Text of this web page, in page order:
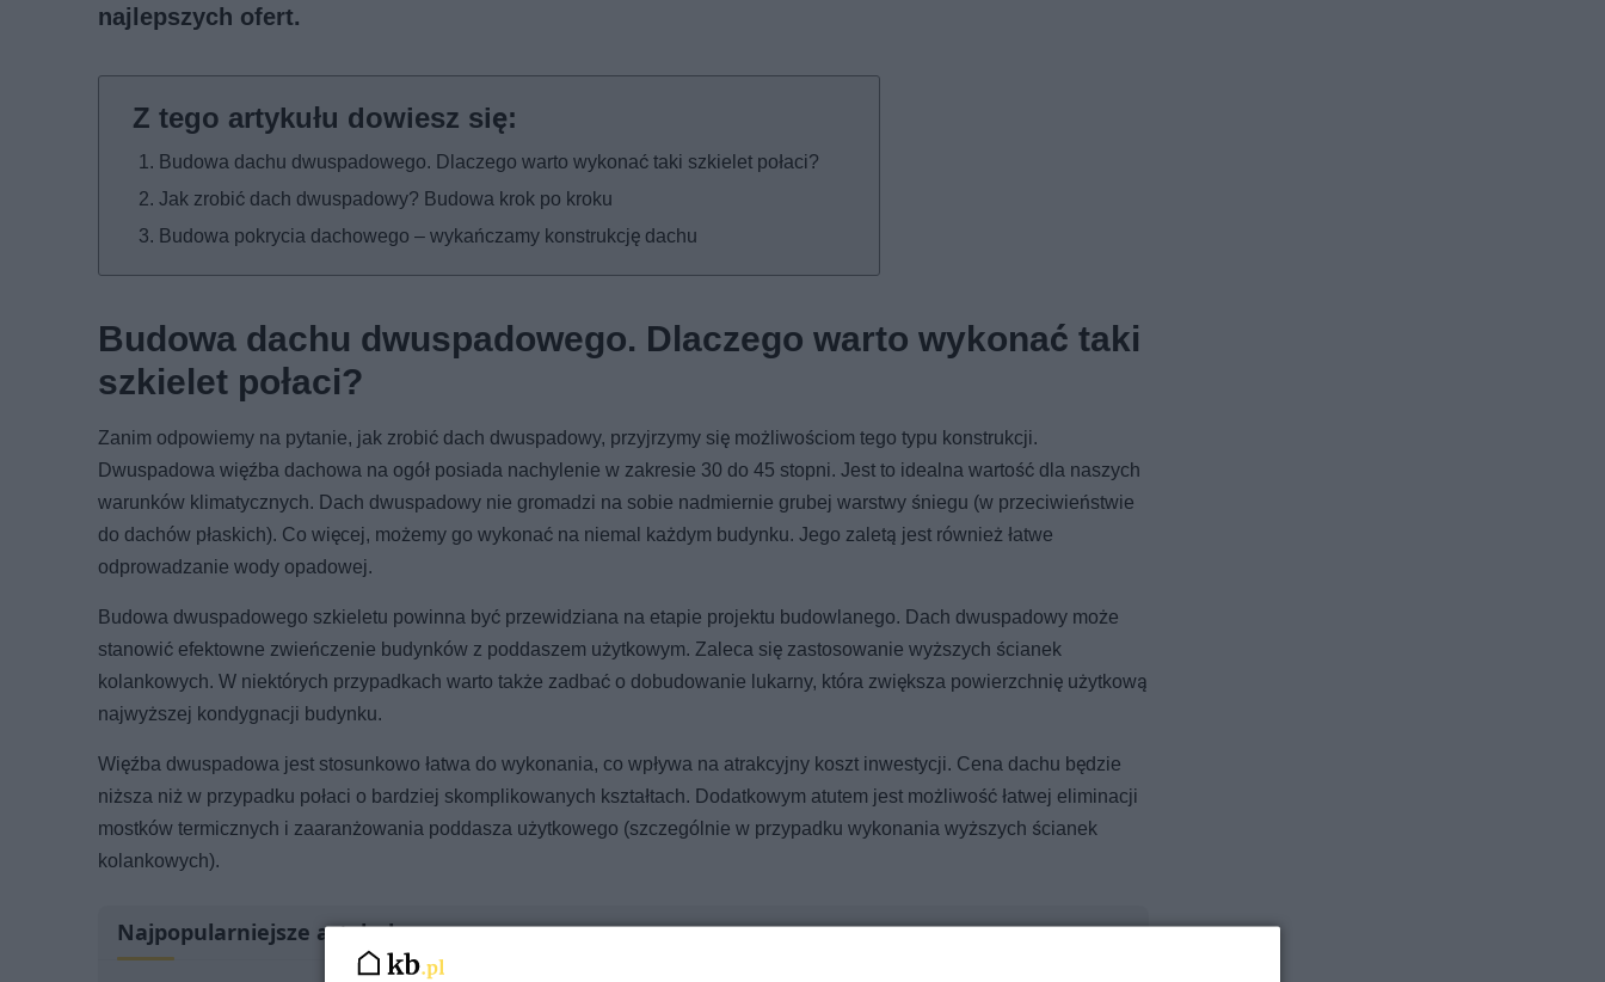
najlepszych ofert.
Budowa dachu dwuspadowego. Dlaczego warto wykonać taki szkielet połaci?
Jak zrobić dach dwuspadowy? Budowa krok po kroku
Budowa pokrycia dachowego – wykańczamy konstrukcję dachu
Budowa dachu dwuspadowego. Dlaczego warto wykonać taki
szkielet połaci?
Zanim odpowiemy na pytanie, jak zrobić dach dwuspadowy, przyjrzymy się możliwościom tego typu konstrukcji.
Dwuspadowa więźba dachowa na ogół posiada nachylenie w zakresie 30 do 45 stopni. Jest to idealna wartość dla naszych
warunków klimatycznych. Dach dwuspadowy nie gromadzi na sobie nadmiernie grubej warstwy śniegu (w przeciwieństwie
do dachów płaskich). Co więcej, możemy go wykonać na niemal każdym budynku. Jego zaletą jest również łatwe
odprowadzanie wody opadowej.
Budowa dwuspadowego szkieletu powinna być przewidziana na etapie projektu budowlanego. Dach dwuspadowy może
stanowić efektowne zwieńczenie budynków z poddaszem użytkowym. Zaleca się zastosowanie wyższych ścianek
kolankowych. W niektórych przypadkach warto także zadbać o dobudowanie lukarny, która zwiększa powierzchnię użytkową
najwyższej kondygnacji budynku.
Więźba dwuspadowa jest stosunkowo łatwa do wykonania, co wpływa na atrakcyjny koszt inwestycji. Cena dachu będzie
niższa niż w przypadku połaci o bardziej skomplikowanych kształtach. Dodatkowym atutem jest możliwość łatwej eliminacji
mostków termicznych i zaaranżowania poddasza użytkowego (szczególnie w przypadku wykonania wyższych ścianek
kolankowych).
Najpopularniejsze artykuły